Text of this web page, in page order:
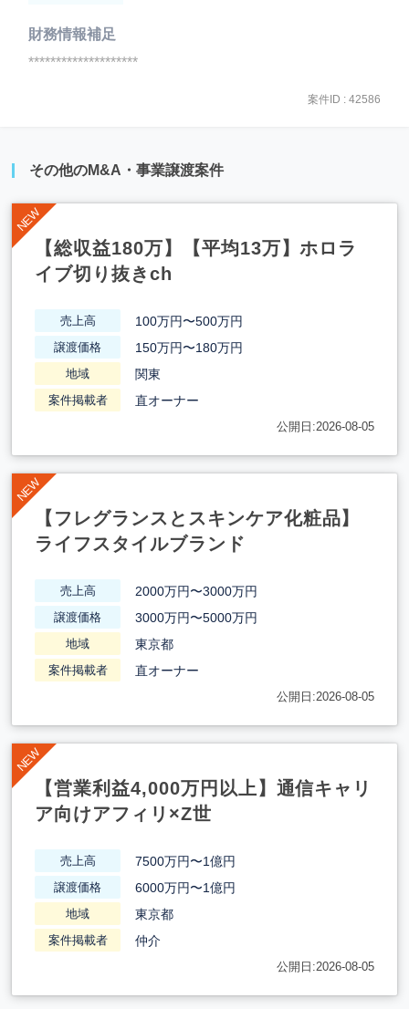
財務情報補足
********************
案件ID : 42586
その他のM&A・事業譲渡案件
【総収益180万】【平均13万】ホロラ
イブ切り抜きch
売上高 100万円〜500万円
譲渡価格 150万円〜180万円
地域 関東
案件掲載者 直オーナー
公開日:2026-08-05
【フレグランスとスキンケア化粧品】
ライフスタイルブランド
売上高 2000万円〜3000万円
譲渡価格 3000万円〜5000万円
地域 東京都
案件掲載者 直オーナー
公開日:2026-08-05
【営業利益4,000万円以上】通信キャリ
ア向けアフィリ×Z世
売上高 7500万円〜1億円
譲渡価格 6000万円〜1億円
地域 東京都
案件掲載者 仲介
公開日:2026-08-05